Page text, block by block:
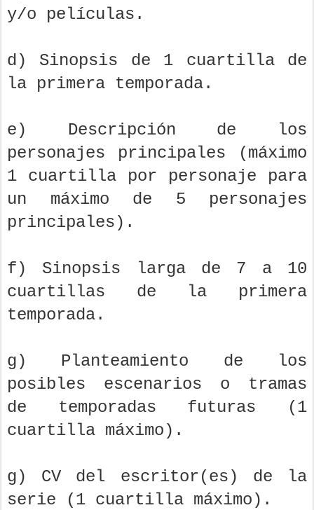
y/o películas.
d) Sinopsis de 1 cuartilla de
la primera temporada.
e) Descripción de los
personajes principales (máximo
1 cuartilla por personaje para
un máximo de 5 personajes
principales).
f) Sinopsis larga de 7 a 10
cuartillas de la primera
temporada.
g) Planteamiento de los
posibles escenarios o tramas
de temporadas futuras (1
cuartilla máximo).
g) CV del escritor(es) de la
serie (1 cuartilla máximo).